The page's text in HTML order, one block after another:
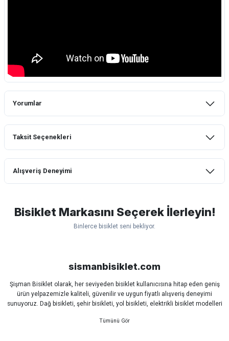
Yorumlar
Taksit Seçenekleri
Alışveriş Deneyimi
lastik yanak kısmından 3cm yarıldı ama
normal sürüşe uygun
Bahriye Akay Tan | 21/07/2026
Siparişim problemsiz geldi teşekkürler.
Bisiklet Markasını Seçerek İlerleyin!
Binlerce bisiklet seni bekliyor.
sismanbisiklet.com
Şişman Bisiklet olarak, her seviyeden bisiklet kullanıcısına hitap eden geniş
ürün yelpazemizle kaliteli, güvenilir ve uygun fiyatlı alışveriş deneyimi
sunuyoruz. Dağ bisikleti, şehir bisikleti, yol bisikleti, elektrikli bisiklet modelleri
Sürüş keyfinizi artırmak için dünyanın önde gelen markalarına ait bisiklet